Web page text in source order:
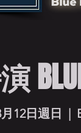
12日週日
  |